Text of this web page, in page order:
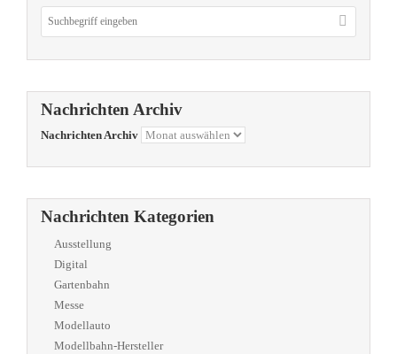
Nachrichten Archiv
Nachrichten Archiv
Nachrichten Kategorien
Ausstellung
Digital
Gartenbahn
Messe
Modellauto
Modellbahn-Hersteller